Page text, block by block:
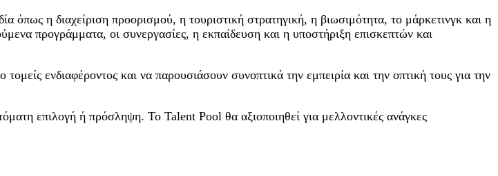
η διαχείριση προορισμού, η τουριστική στρατηγική, η βιωσιμότητα, το μάρκετινγκ και η
προγράμματα, οι συνεργασίες, η εκπαίδευση και η υποστήριξη επισκεπτών και
ενδιαφέροντος και να παρουσιάσουν συνοπτικά την εμπειρία και την οπτική τους για την
επιλογή ή πρόσληψη. Το Talent Pool θα αξιοποιηθεί για μελλοντικές ανάγκες